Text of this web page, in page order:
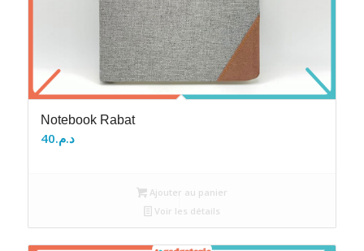
Notebook Rabat
د.م.40
Ajouter au panier
Voir les détails